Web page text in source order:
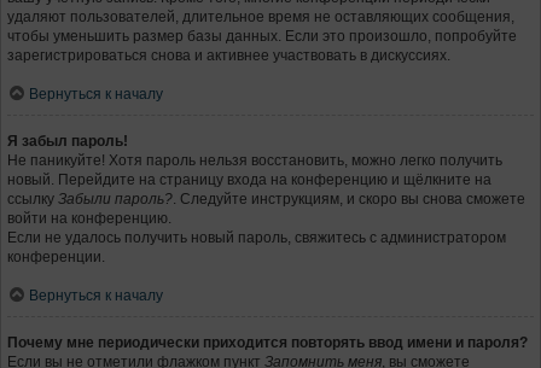
удаляют пользователей, длительное время не оставляющих сообщения,
чтобы уменьшить размер базы данных. Если это произошло, попробуйте
зарегистрироваться снова и активнее участвовать в дискуссиях.
Вернуться к началу
Я забыл пароль!
Не паникуйте! Хотя пароль нельзя восстановить, можно легко получить
новый. Перейдите на страницу входа на конференцию и щёлкните на
ссылку Забыли пароль?. Следуйте инструкциям, и скоро вы снова сможете
войти на конференцию.
Если не удалось получить новый пароль, свяжитесь с администратором
конференции.
Вернуться к началу
Почему мне периодически приходится повторять ввод имени и пароля?
Если вы не отметили флажком пункт Запомнить меня, вы сможете